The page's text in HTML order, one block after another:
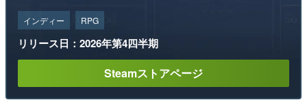
インディー RPG
リリース日：2026年第4四半期
Steamストアページ